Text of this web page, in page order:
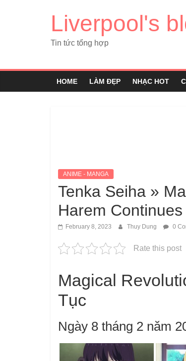
Liverpool's
Tin tức tổng hợp
HOME LÀM ĐẸP NHẠC HOT
ANIME - MANGA
Tenka Seiha »
Harem
February 8, 2023 Thuy Dung 0
Rate this post
Magical
Tục
Ngày 8 tháng 2 năm